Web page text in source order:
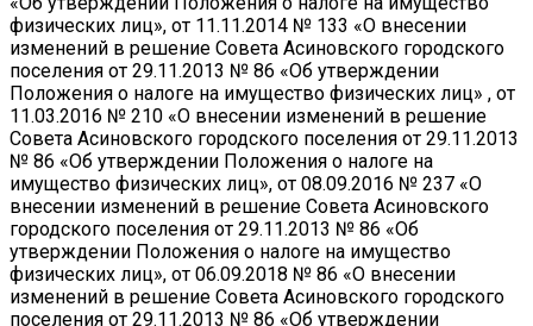
физических лиц», от 11.11.2014 № 133 «О внесении
изменений в решение Совета Асиновского городского
поселения от 29.11.2013 № 86 «Об утверждении
Положения о налоге на имущество физических лиц» , от
11.03.2016 № 210 «О внесении изменений в решение
Совета Асиновского городского поселения от 29.11.2013
№ 86 «Об утверждении Положения о налоге на
имущество физических лиц», от 08.09.2016 № 237 «О
внесении изменений в решение Совета Асиновского
городского поселения от 29.11.2013 № 86 «Об
утверждении Положения о налоге на имущество
физических лиц», от 06.09.2018 № 86 «О внесении
изменений в решение Совета Асиновского городского
поселения от 29.11.2013 № 86 «Об утверждении